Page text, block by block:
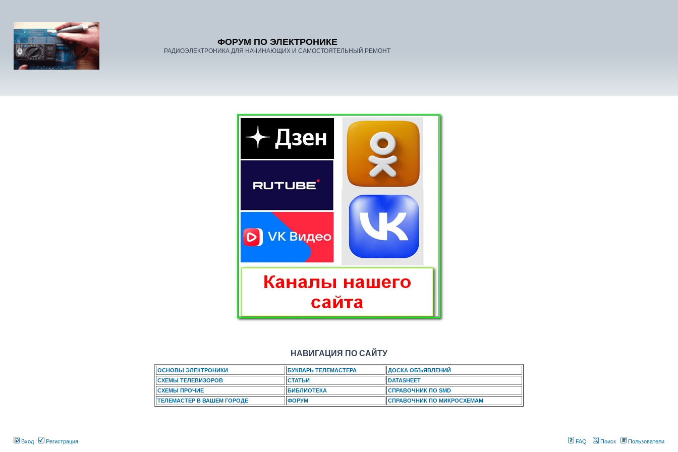
ФОРУМ ПО ЭЛЕКТРОНИКЕ
РАДИОЭЛЕКТРОНИКА ДЛЯ НАЧИНАЮЩИХ И САМОСТОЯТЕЛЬНЫЙ РЕМОНТ
НАВИГАЦИЯ ПО САЙТУ
ОСНОВЫ ЭЛЕКТРОНИКИ БУКВАРЬ ТЕЛЕМАСТЕРА
ДОСКА ОБЪЯВЛЕНИЙ
СХЕМЫ ТЕЛЕВИЗОРОВ
СТАТЬИ
DATASHEET
СХЕМЫ ПРОЧИЕ
БИБЛИОТЕКА
СПРАВОЧНИК ПО SMD
ТЕЛЕМАСТЕР В ВАШЕМ ГОРОДЕ
ФОРУМ СПРАВОЧНИК ПО МИКРОСХЕМАМ
Вход Регистрация FAQ Поиск Пользователи